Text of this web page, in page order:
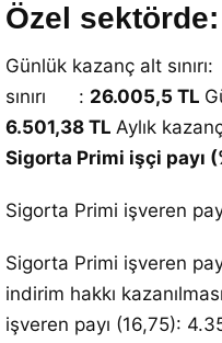
Özel sektörde:
Günlük kazanç alt
sınırı : 26.005,5 TL
6.501,38 TL Aylık
Sigorta Primi işçi payı
Sigorta Primi işveren
Sigorta Primi işveren
indirim hakkı
işveren payı (16,75):